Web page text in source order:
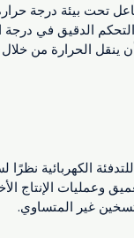
تحت بيئة درجة
الدقيق في
ينقل الحرارة من
الكهربائية
وعمليات الإنتاج
غير المتساوي.